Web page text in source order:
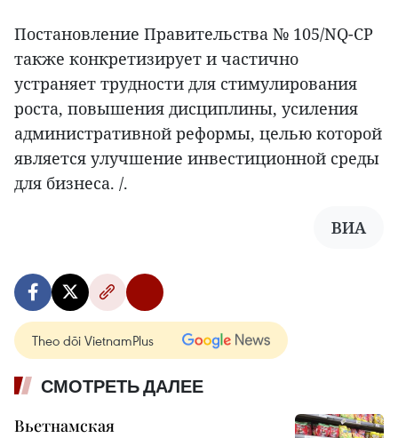
Постановление Правительства № 105/NQ-CP
также конкретизирует и частично
устраняет трудности для стимулирования
роста, повышения дисциплины, усиления
административной реформы, целью которой
является улучшение инвестиционной среды
для бизнеса. /.
ВИА
Theo dõi VietnamPlus
СМОТРЕТЬ ДАЛЕЕ
Вьетнамская